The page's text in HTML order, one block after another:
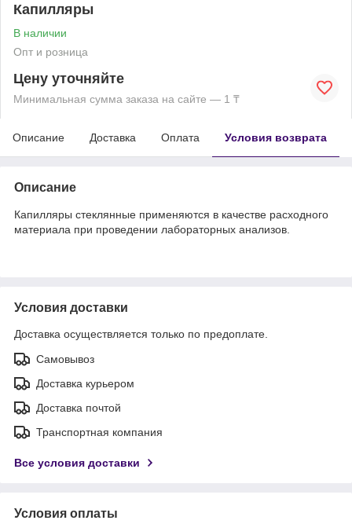
Капилляры
В наличии
Опт и розница
Цену уточняйте
Минимальная сумма заказа на сайте — 1 ₸
Описание Доставка Оплата Условия возврата
Описание
Капилляры стеклянные применяются в качестве расходного
материала при проведении лабораторных анализов.
Условия доставки
Доставка осуществляется только по предоплате.
Самовывоз
Доставка курьером
Доставка почтой
Транспортная компания
Все условия доставки
Условия оплаты